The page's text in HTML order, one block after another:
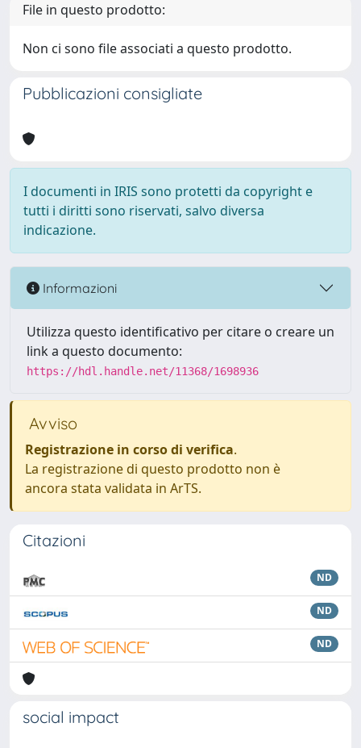
File in questo prodotto:
Non ci sono file associati a questo prodotto.
Pubblicazioni consigliate
I documenti in IRIS sono protetti da copyright e
tutti i diritti sono riservati, salvo diversa
indicazione.
Informazioni
Utilizza questo identificativo per citare o creare un
link a questo documento:
https://hdl.handle.net/11368/1698936
Avviso
Registrazione in corso di verifica.
La registrazione di questo prodotto non è
ancora stata validata in ArTS.
Citazioni
ND
ND
ND
social impact